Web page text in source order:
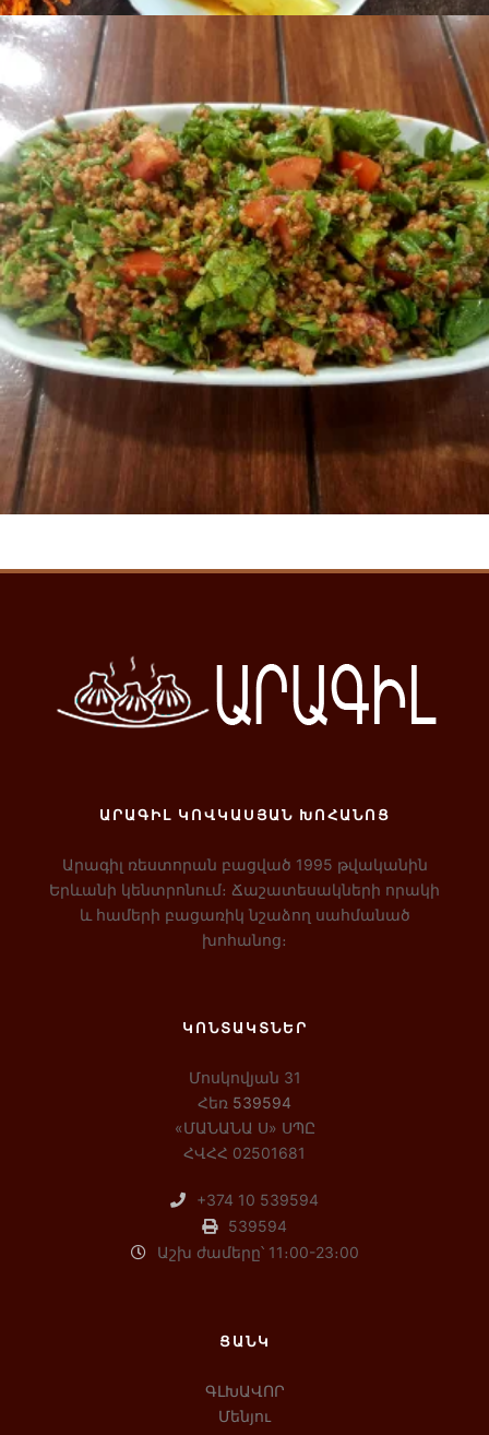
1600AMD
ԱՐԱԳԻԼ ԿՈՎԿԱՍՅԱՆ ԽՈՀԱՆՈՑ
Արագիլ ռեստորան բացված 1995 թվականին
Երևանի կենտրոնում։ Ճաշատեսակների որակի
և համերի բացառիկ նշաձող սահմանած
խոհանոց։
ԿՈՆՏԱԿՏՆԵՐ
Մոսկովյան 31
Հեռ 539594
«ՄԱՆԱՆԱ Ս» ՍՊԸ
ՀՎՀՀ 02501681
+374 10 539594
539594
Աշխ ժամերը՝ 11։00-23։00
ՑԱՆԿ
ԳԼԽԱՎՈՐ
Մենյու